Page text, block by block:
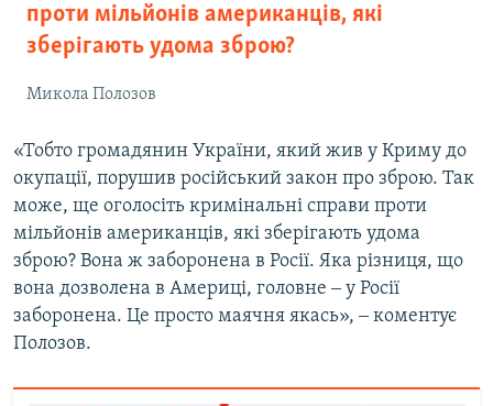
проти мільйонів американців, які
зберігають удома зброю?
Микола Полозов
«Тобто громадянин України, який жив у Криму до
окупації, порушив російський закон про зброю. Так
може, ще оголосіть кримінальні справи проти
мільйонів американців, які зберігають удома
зброю? Вона ж заборонена в Росії. Яка різниця, що
вона дозволена в Америці, головне ‒ у Росії
заборонена. Це просто маячня якась», ‒ коментує
Полозов.